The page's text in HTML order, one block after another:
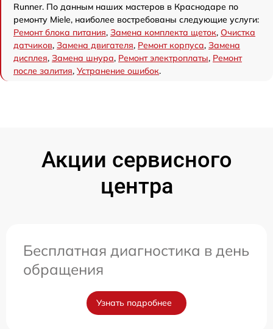
Runner. По данным наших мастеров в Краснодаре по
ремонту Miele, наиболее востребованы следующие услуги:
Ремонт блока питания, Замена комплекта щеток, Очистка
датчиков, Замена двигателя, Ремонт корпуса, Замена
дисплея, Замена шнура, Ремонт электроплаты, Ремонт
после залития, Устранение ошибок.
Акции сервисного
центра
Бесплатная диагностика в день
обращения
Узнать подробнее